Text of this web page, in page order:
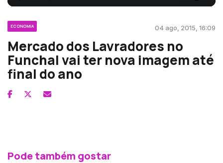
ECONOMIA 04 ago, 2015, 16:09
Mercado dos Lavradores no
Funchal vai ter nova imagem até
final do ano
Pode também gostar